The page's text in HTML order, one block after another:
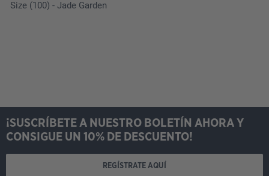
Size (100) - Jade Garden
¡SUSCRÍBETE A NUESTRO BOLETÍN AHORA Y
CONSIGUE UN 10% DE DESCUENTO!
REGÍSTRATE AQUÍ